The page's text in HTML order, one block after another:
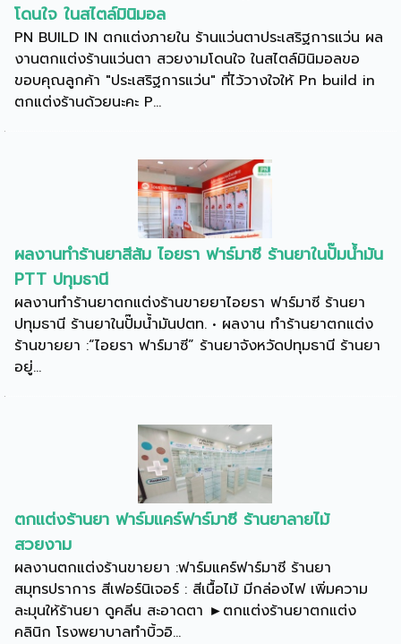
โดนใจ ในสไตล์มินิมอล
PN BUILD IN ตกแต่งภายใน ร้านแว่นตาประเสริฐการแว่น ผล
งานตกแต่งร้านแว่นตา สวยงามโดนใจ ในสไตล์มินิมอลขอ
ขอบคุณลูกค้า "ประเสริฐการแว่น" ที่ไว้วางใจให้ Pn build in
ตกแต่งร้านด้วยนะคะ P...
ผลงานทำร้านยาสีส้ม ไอยรา ฟาร์มาซี ร้านยาในปั๊มน้ำมัน
PTT ปทุมธานี
ผลงานทำร้านยาตกแต่งร้านขายยาไอยรา ฟาร์มาซี ร้านยา
ปทุมธานี ร้านยาในปั๊มน้ำมันปตท. • ผลงาน ทำร้านยาตกแต่ง
ร้านขายยา :“ไอยรา ฟาร์มาซี” ร้านยาจังหวัดปทุมธานี ร้านยา
อยู่...
ตกแต่งร้านยา ฟาร์มแคร์ฟาร์มาซี ร้านยาลายไม้
สวยงาม
ผลงานตกแต่งร้านขายยา :ฟาร์มแคร์ฟาร์มาซี ร้านยา
สมุทรปราการ สีเฟอร์นิเจอร์ : สีเนื้อไม้ มีกล่องไฟ เพิ่มความ
ละมุนให้ร้านยา ดูคลีน สะอาดตา ►ตกแต่งร้านยาตกแต่ง
คลินิก โรงพยาบาลทำบิ้วอิ...